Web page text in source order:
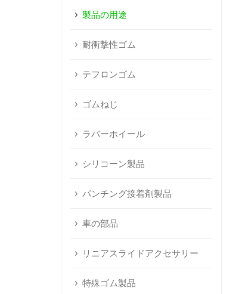
製品の用途
耐衝撃性ゴム
テフロンゴム
ゴムねじ
ラバーホイール
シリコーン製品
パンチング接着剤製品
車の部品
リニアスライドアクセサリー
特殊ゴム製品